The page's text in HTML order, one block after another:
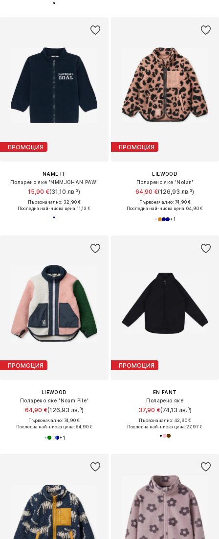
ПРОМОЦИЯ
NAME IT
Поларено яке 'NMMJOHAN PAW'
15,90 €(31,10 лв.³)
Първоначално: 32,90 €
Последна най-ниска цена:11,13 €
ПРОМОЦИЯ
LIEWOOD
Поларено яке 'Nolan'
64,90 €(126,93 лв.³)
Първоначално: 74,90 €
Последна най-ниска цена:64,90 €
+1
ПРОМОЦИЯ
LIEWOOD
Поларено яке 'Noam Pile'
64,90 €(126,93 лв.³)
Първоначално: 74,90 €
Последна най-ниска цена:64,90 €
+1
ПРОМОЦИЯ
EN FANT
Поларено яке
37,90 €(74,13 лв.³)
Първоначално: 42,90 €
Последна най-ниска цена:27,97 €